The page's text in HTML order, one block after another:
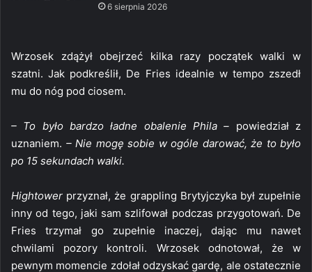
6 sierpnia 2026
Wrzosek zdążył obejrzeć kilka razy początek walki w
szatni. Jak podkreślił, De Fries idealnie w tempo zszedł
mu do nóg pod ciosem.
– To było bardzo ładne obalenie Phila – powiedział z
uznaniem. – Nie mogę sobie w ogóle darować, że to było
po 15 sekundach walki.
Hightower przyznał, że grappling Brytyjczyka był zupełnie
inny od tego, jaki sam szlifował podczas przygotowań. De
Fries trzymał go zupełnie inaczej, dając mu nawet
chwilami pozory kontroli. Wrzosek odnotował, że w
pewnym momencie zdołał odzyskać gardę, ale ostatecznie